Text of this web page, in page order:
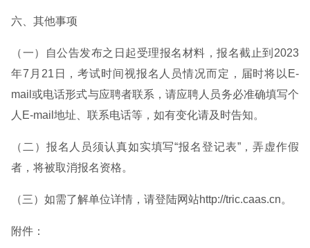
六、其他事项
（一）自公告发布之日起受理报名材料，报名截止到2023
年7月21日，考试时间视报名人员情况而定，届时将以E-
mail或电话形式与应聘者联系，请应聘人员务必准确填写个
人E-mail地址、联系电话等，如有变化请及时告知。
（二）报名人员须认真如实填写“报名登记表”，弄虚作假
者，将被取消报名资格。
（三）如需了解单位详情，请登陆网站http://tric.caas.cn。
附件：